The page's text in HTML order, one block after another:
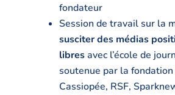
fondateur
Session de travail sur la
susciter des médias
libresavec l’école de
soutenue par la fondation
Cassiopée, RSF,